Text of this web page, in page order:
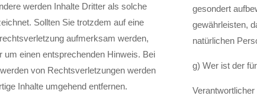
werden Inhalte Dritter als solche
Sollten Sie trotzdem auf eine
aufmerksam werden,
um einen entsprechenden Hinweis. Bei
von Rechtsverletzungen werden
Inhalte umgehend entfernen.
gesondert
gewährleisten,
natürlichen
g) Wer ist der